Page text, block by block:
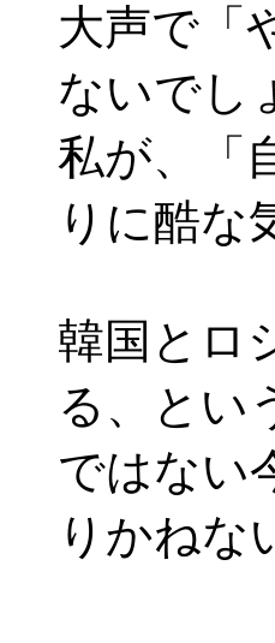
大声で「
ないでし
私が、「
りに酷な
韓国とロ
る、とい
ではない
りかねな